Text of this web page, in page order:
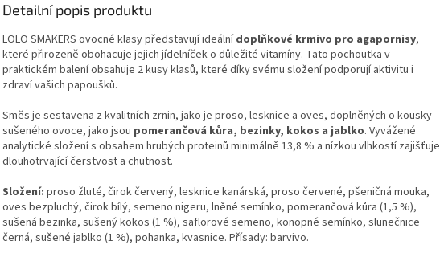
Detailní popis produktu
LOLO SMAKERS ovocné klasy představují ideálnídoplňkové krmivo pro agapornisy,
které přirozeně obohacuje jejich jídelníček o důležité vitamíny. Tato pochoutka v
praktickém balení obsahuje 2 kusy klasů, které díky svému složení podporují aktivitu i
zdraví vašich papoušků.
Směs je sestavena z kvalitních zrnin, jako je proso, lesknice a oves, doplněných o kousky
sušeného ovoce, jako jsou pomerančová kůra, bezinky, kokos a jablko. Vyvážené
analytické složení s obsahem hrubých proteinů minimálně 13,8 % a nízkou vlhkostí zajišťuje
dlouhotrvající čerstvost a chutnost.
Složení: proso žluté, čirok červený, lesknice kanárská, proso červené, pšeničná mouka,
oves bezpluchý, čirok bílý, semeno nigeru, lněné semínko, pomerančová kůra (1,5 %),
sušená bezinka, sušený kokos (1 %), saflorové semeno, konopné semínko, slunečnice
černá, sušené jablko (1 %), pohanka, kvasnice. Přísady: barvivo.